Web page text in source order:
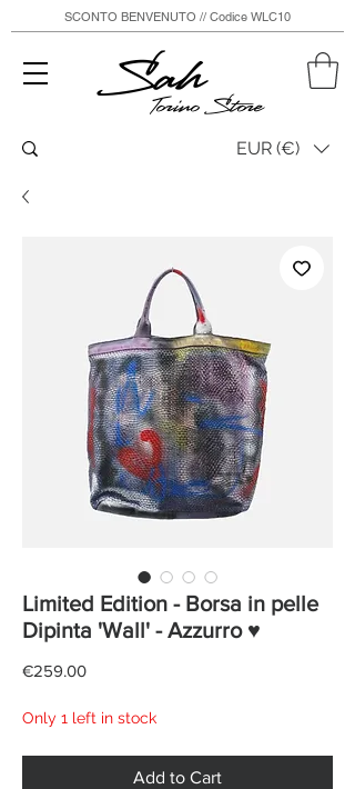
Sah
Torino Store
SCONTO BENVENUTO // Codice WLC10
EUR (€)
Limited Edition - Borsa in pelle
Dipinta 'Wall' - Azzurro ♥
€259.00Price
Only 1 left in stock
Add to Cart